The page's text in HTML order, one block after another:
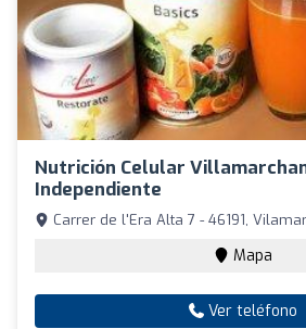
Nutrición Celular
Independiente
Carrer de l'Era Alta 7 - 46191,
Mapa
Ver teléfono